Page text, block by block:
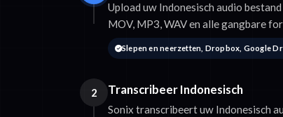
Upload uw Indonesisch audio
MOV, MP3, WAV en alle gangbare
Slepen en neerzetten, Dropbox, Google
2 Transcribeer Indonesisch
Sonix transcribeert uw Indonesisch